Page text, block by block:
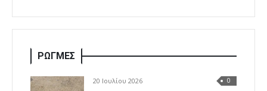
ΡΩΓΜΕΣ
20 Ιουλίου 2026 0